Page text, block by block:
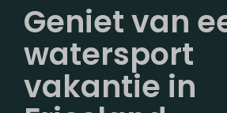
Geniet van
watersport
vakantie in